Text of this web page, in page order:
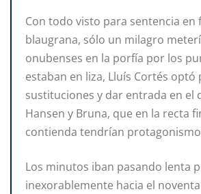
Con todo visto para sentencia en
blaugrana, sólo un milagro
onubenses en la porfía por los
estaban en liza, Lluís Cortés
sustituciones y dar entrada en el
Hansen y Bruna, que en la recta
contienda tendrían
Los minutos iban pasando lenta
inexorablemente hacia el